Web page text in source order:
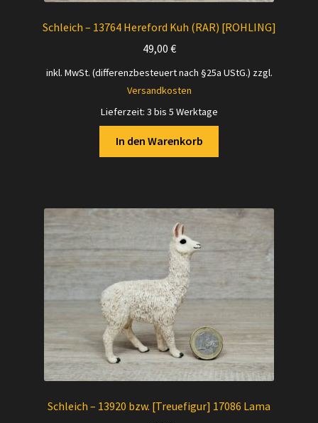
Schleich – 13764 Hereford Kuh (RAR) [ROHLING]
49,00 €
inkl. MwSt. (differenzbesteuert nach §25a UStG.) zzgl.
Versandkosten
Lieferzeit: 3 bis 5 Werktage
In den Warenkorb
Schleich – 13920 bzw. [Treuefigur] 17086 Lama